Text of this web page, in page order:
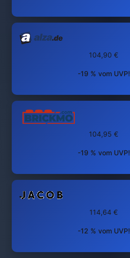
104,90 €
-19 % vom UVP!
104,95 €
-19 % vom UVP!
114,64 €
-12 % vom UVP!